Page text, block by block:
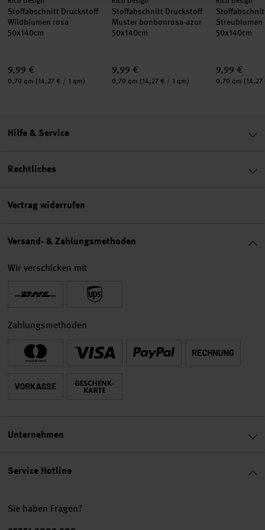
Stoffabschnitt Druckstoff
Wildblumen rosa
50x140cm
9,99 €
Inhalt:
0,70 qm (14,27 € / 1 qm)
Stoffabschnitt Druckstoff
Muster bonbonrosa-azur
50x140cm
9,99 €
Inhalt:
0,70 qm (14,27 € / 1 qm)
50x140cm
9,99 €
Inhalt:
0,70 qm
Service Hotline
Sie haben Fragen?
Hilfe & Service
Rechtliches
Vertrag widerrufen
Versand- & Zahlungsmethoden
Wir verschicken mit
Zahlungsmethoden
Unternehmen